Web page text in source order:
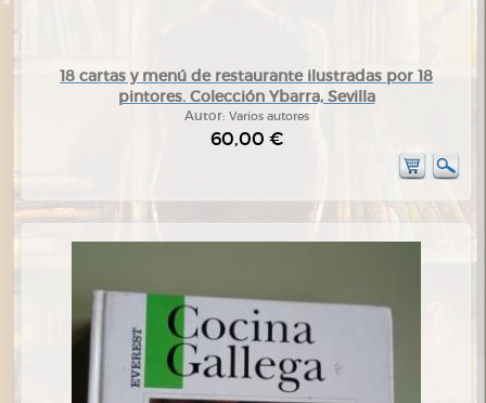
18 cartas y menú de restaurante ilustradas por 18
pintores. Colección Ybarra, Sevilla
Autor: Varios autores
60,00 €